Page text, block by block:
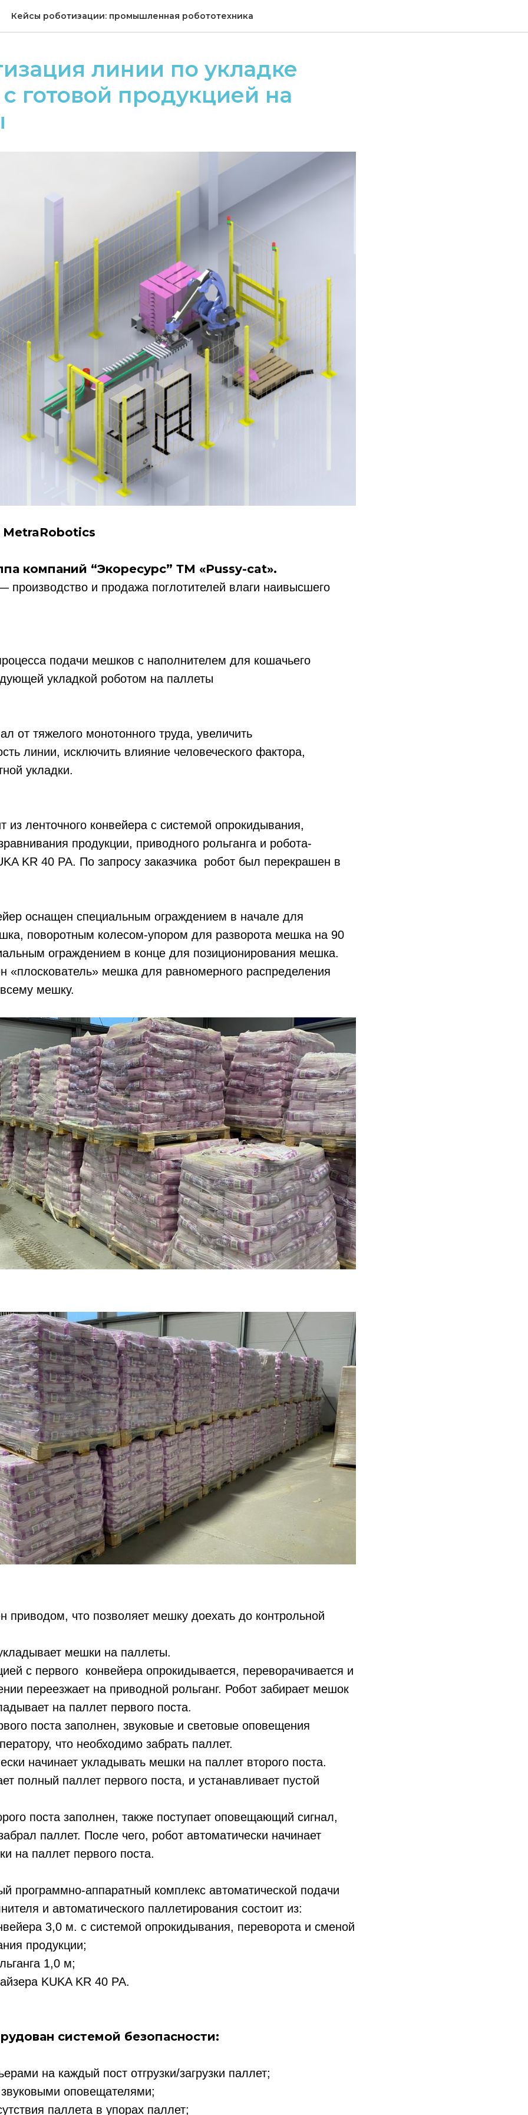
Кейсы роботизации: промышленная робототехника
линии по укладке
готовой продукцией на
компаний “Экоресурс” ТМ «Pussy-cat».
производство и продажа поглотителей влаги наивысшего
подачи мешков с наполнителем для кошачьего
укладкой роботом на паллеты
от тяжелого монотонного труда, увеличить
линии, исключить влияние человеческого фактора,
укладки.
из ленточного конвейера с системой опрокидывания,
продукции, приводного рольганга и робота-
KR 40 PA. По запросу заказчика робот был перекрашен в
оснащен специальным ограждением в начале для
поворотным колесом-упором для разворота мешка на 90
ограждением в конце для позиционирования мешка.
«плоскователь» мешка для равномерного распределения
мешку.
приводом, что позволяет мешку доехать до контрольной
мешки на паллеты.
с первого конвейера опрокидывается, переворачивается и
переезжает на приводной рольганг. Робот забирает мешок
на паллет первого поста.
поста заполнен, звуковые и световые оповещения
что необходимо забрать паллет.
начинает укладывать мешки на паллет второго поста.
полный паллет первого поста, и устанавливает пустой
поста заполнен, также поступает оповещающий сигнал,
паллет. После чего, робот автоматически начинает
на паллет первого поста.
программно-аппаратный комплекс автоматической подачи
и автоматического паллетирования состоит из:
3,0 м. с системой опрокидывания, переворота и сменой
продукции;
1,0 м;
KUKA KR 40 PA.
системой безопасности:
на каждый пост отгрузки/загрузки паллет;
оповещателями;
паллета в упорах паллет;